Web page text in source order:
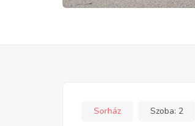
Sorház Szoba: 2